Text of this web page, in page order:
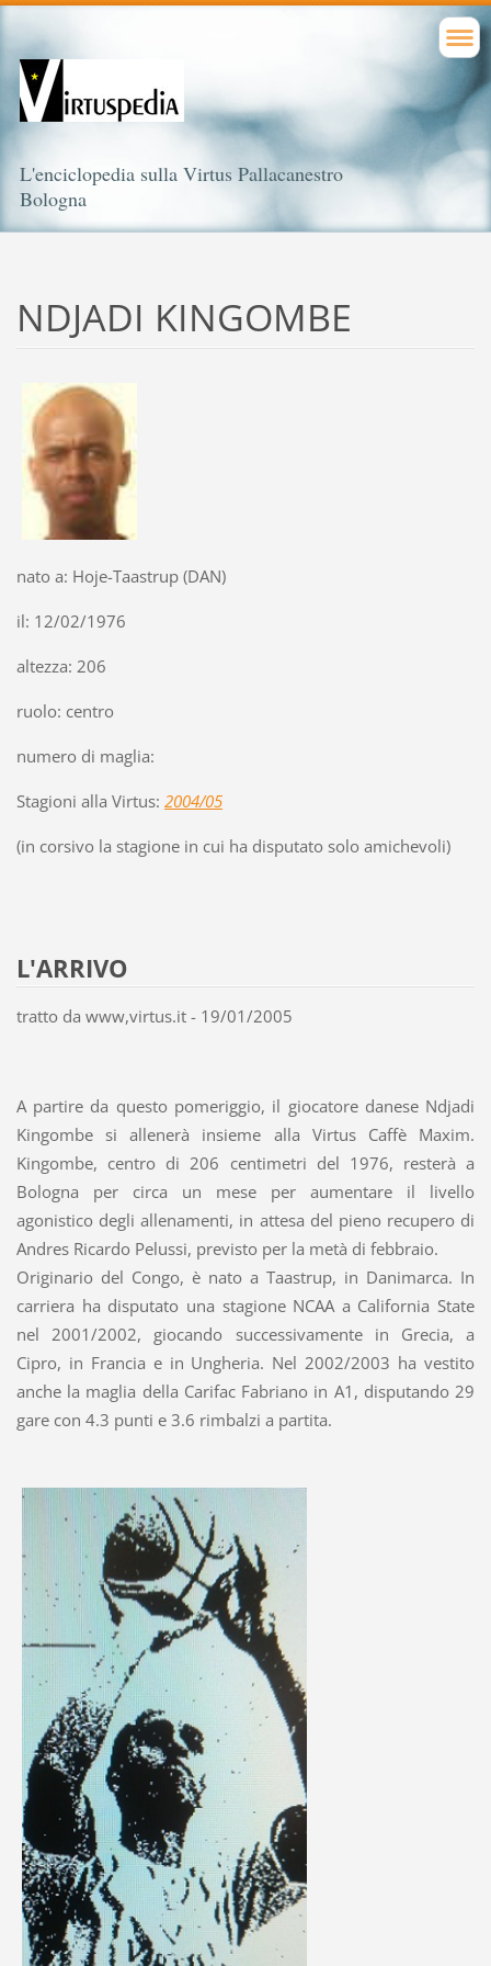
L'enciclopedia sulla Virtus Pallacanestro
Bologna
NDJADI KINGOMBE
nato a: Hoje-Taastrup (DAN)
il: 12/02/1976
altezza: 206
ruolo: centro
numero di maglia:
Stagioni alla Virtus: 2004/05
(in corsivo la stagione in cui ha disputato solo amichevoli)
L'ARRIVO
tratto da www,virtus.it - 19/01/2005
A partire da questo pomeriggio, il giocatore danese Ndjadi
Kingombe si allenerà insieme alla Virtus Caffè Maxim.
Kingombe, centro di 206 centimetri del 1976, resterà a
Bologna per circa un mese per aumentare il livello
agonistico degli allenamenti, in attesa del pieno recupero di
Andres Ricardo Pelussi, previsto per la metà di febbraio.
Originario del Congo, è nato a Taastrup, in Danimarca. In
carriera ha disputato una stagione NCAA a California State
nel 2001/2002, giocando successivamente in Grecia, a
Cipro, in Francia e in Ungheria. Nel 2002/2003 ha vestito
anche la maglia della Carifac Fabriano in A1, disputando 29
gare con 4.3 punti e 3.6 rimbalzi a partita.